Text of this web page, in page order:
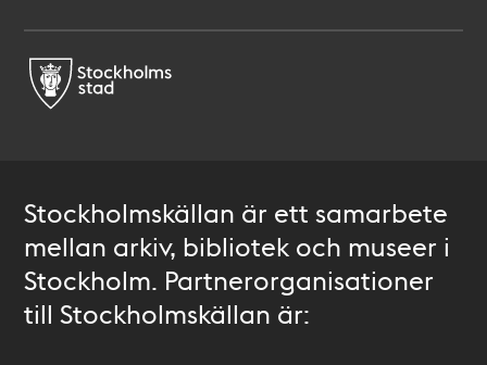
Stockholmskällan är ett samarbete
mellan arkiv, bibliotek och museer i
Stockholm. Partnerorganisationer
till Stockholmskällan är: